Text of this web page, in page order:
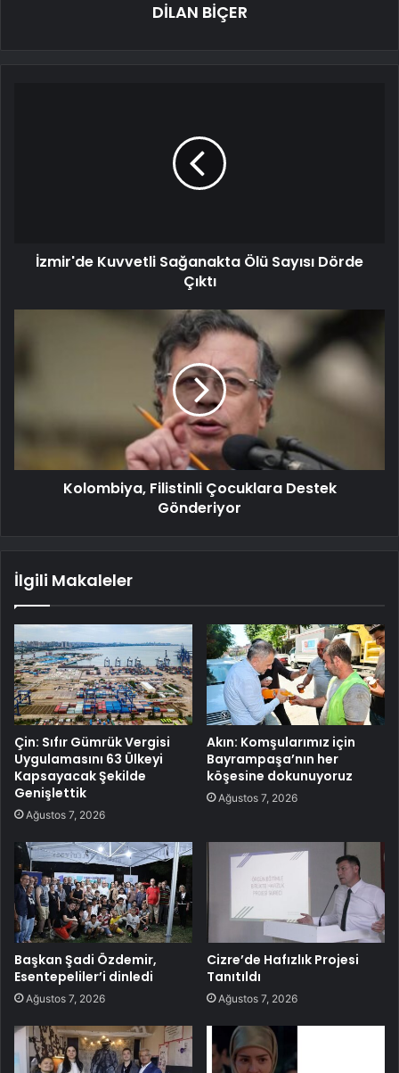
DİLAN BİÇER
İzmir'de Kuvvetli Sağanakta Ölü Sayısı Dörde
Çıktı
Kolombiya, Filistinli Çocuklara Destek
Gönderiyor
İlgili Makaleler
Çin: Sıfır Gümrük Vergisi
Uygulamasını 63 Ülkeyi
Kapsayacak Şekilde
Genişlettik
Ağustos 7, 2026
Akın: Komşularımız için
Bayrampaşa’nın her
köşesine dokunuyoruz
Ağustos 7, 2026
Başkan Şadi Özdemir,
Esentepeliler’i dinledi
Ağustos 7, 2026
Cizre’de Hafızlık Projesi
Tanıtıldı
Ağustos 7, 2026